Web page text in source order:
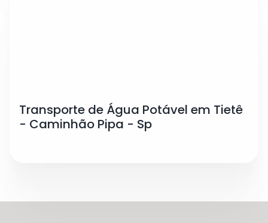
Transporte de Água Potável em Tietê
- Caminhão Pipa - Sp